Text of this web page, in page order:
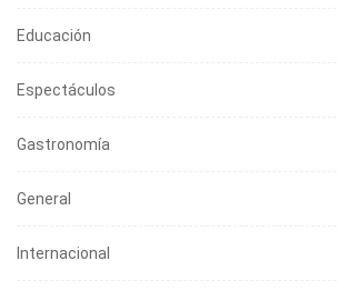
Educación
Espectáculos
Gastronomía
General
Internacional